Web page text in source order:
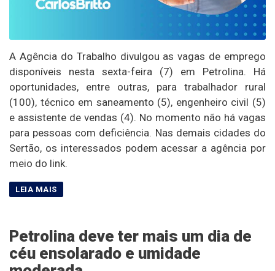
A Agência do Trabalho divulgou as vagas de emprego
disponíveis nesta sexta-feira (7) em Petrolina. Há
oportunidades, entre outras, para trabalhador rural
(100), técnico em saneamento (5), engenheiro civil (5)
e assistente de vendas (4). No momento não há vagas
para pessoas com deficiência. Nas demais cidades do
Sertão, os interessados podem acessar a agência por
meio do link.
Petrolina deve ter mais um dia de
céu ensolarado e umidade